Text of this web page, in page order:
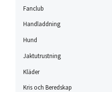
Fanclub
Handladdning
Hund
Jaktutrustning
Kläder
Kris och Beredskap